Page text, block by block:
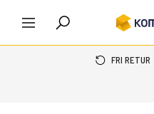
FRI RETUR